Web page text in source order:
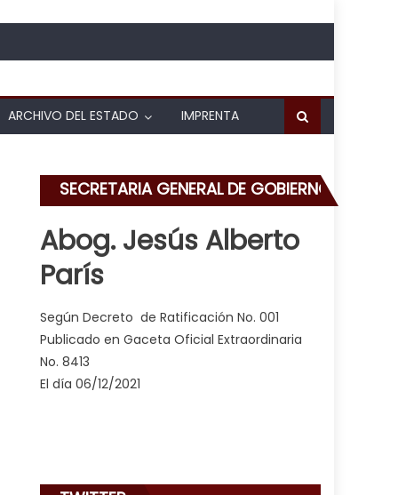
ARCHIVO DEL ESTADO IMPRENTA
SECRETARIA GENERAL DE GOBIERNO
Abog. Jesús Alberto
París
Según Decreto de Ratificación No. 001
Publicado en Gaceta Oficial Extraordinaria
No. 8413
El día 06/12/2021